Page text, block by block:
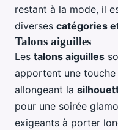
restant à la mode, il
diverses catégories
Talons aiguilles
Les talons aiguilles
apportent une
allongeant la
pour une soirée
exigeants à porter